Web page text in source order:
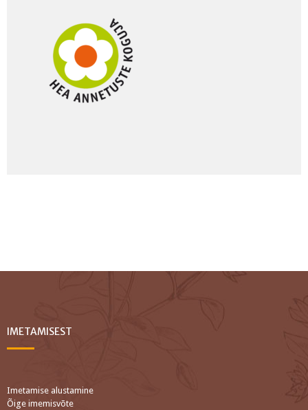
IMETAMISEST
Imetamise alustamine
Õige imemisvõte